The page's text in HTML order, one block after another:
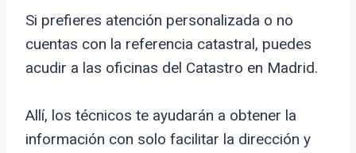
Si prefieres atención personalizada o no
cuentas con la referencia catastral, puedes
acudir a las oficinas del Catastro en Madrid.
Allí, los técnicos te ayudarán a obtener la
información con solo facilitar la dirección y